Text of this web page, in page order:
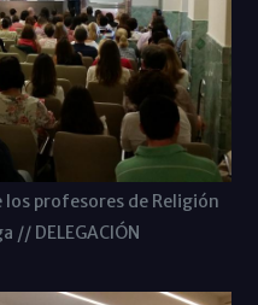
los profesores de Religión
// DELEGACIÓN